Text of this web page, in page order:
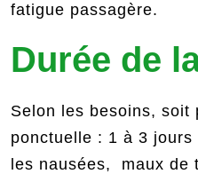
fatigue passagère.
Durée de
Selon les besoins, soit
ponctuelle : 1 à 3
les nausées, maux de